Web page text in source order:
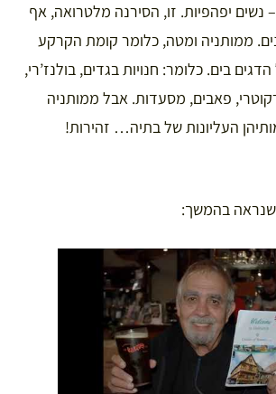
נשים יפהפיות. זו, הסירנה מלטרואה, אף
ממותניה ומטה, כלומר קומת הקרקע
בים. כלומר: חנויות בגדים, בולנז’רי,
פאבים, מסעדות. אבל ממותניה
העליונות של בתיה… זהירות!
בהמשך: